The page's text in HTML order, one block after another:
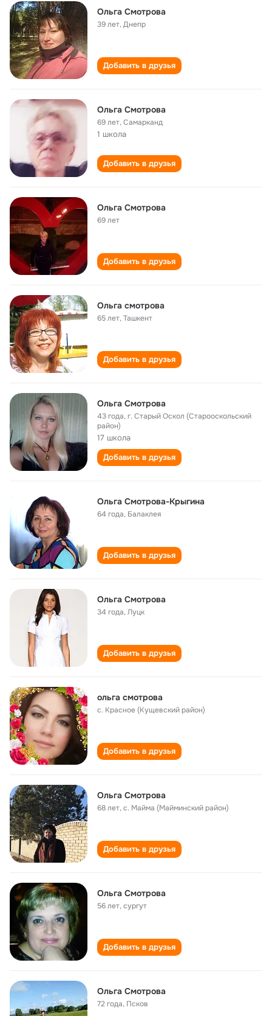
Ольга Смотрова
39 лет,Днепр
Добавить в друзья
Ольга Смотрова
69 лет,Самарканд
1 школа
Добавить в друзья
Ольга Смотрова
69 лет
Добавить в друзья
Ольга смотрова
65 лет,Ташкент
Добавить в друзья
Ольга Смотрова
43 года,г. Старый Оскол (Старооскольский
район)
17 школа
Добавить в друзья
Ольга Смотрова-Крыгина
64 года, Балаклея
Добавить в друзья
Ольга Смотрова
34 года,Луцк
Добавить в друзья
ольга смотрова
с. Красное (Кущевский район)
Добавить в друзья
Ольга Смотрова
68 лет,с. Майма (Майминский район)
Добавить в друзья
Ольга Смотрова
56 лет,сургут
Добавить в друзья
Ольга Смотрова
72 года, Псков